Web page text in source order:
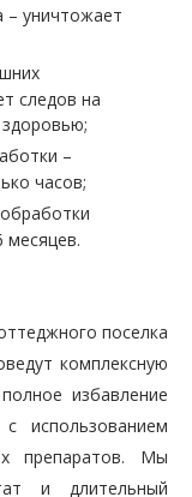
– уничтожает
следов на
–
часов;
месяцев.
поселка
комплексную
избавление
использованием
препаратов. Мы
и длительный